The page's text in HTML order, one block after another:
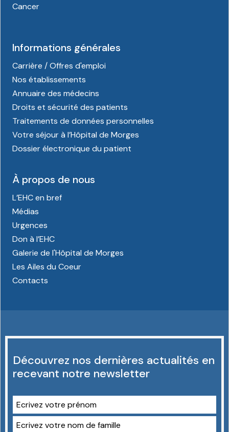
Cancer
Informations générales
Carrière / Offres d'emploi
Nos établissements
Annuaire des médecins
Droits et sécurité des patients
Traitements de données personnelles
Votre séjour à l’Hôpital de Morges
Dossier électronique du patient
À propos de nous
L’EHC en bref
Médias
Urgences
Don à l’EHC
Galerie de l'Hôpital de Morges
Les Ailes du Coeur
Contacts
Découvrez nos dernières actualités en
recevant notre newsletter